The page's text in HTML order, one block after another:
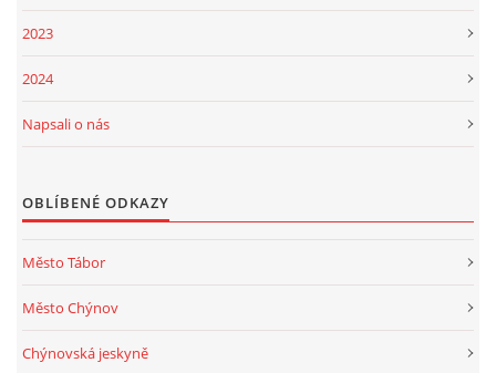
2023
2024
Napsali o nás
OBLÍBENÉ ODKAZY
Město Tábor
Město Chýnov
Chýnovská jeskyně